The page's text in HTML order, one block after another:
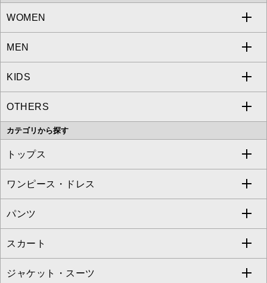
WOMEN
a.v.v
MICHEL KLEIN
MK MICHEL KLEIN
OFUON le MK
MEN
a.v.v
MICHEL KLEIN HOMME
MK MICHEL KLEIN HOMME
KIDS
a.v.v
OTHERS
MK MICHEL KLEIN BAG
カテゴリから探す
トップス
すべてのトップス
カットソー・Tシャツ
ブラウス・シャツ
ニット・セーター
ワンピース・ドレス
すべてのワンピース・ドレス
ワンピース
ドレス
パンツ
すべてのパンツ
フルレングスパンツ
スカート
すべてのスカート
ジャケット・スーツ